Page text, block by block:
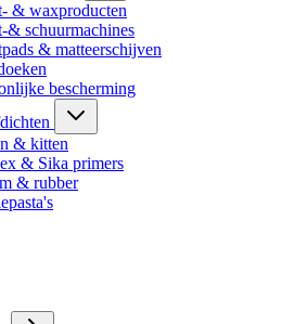
& waxproducten
& schuurmachines
& matteerschijven
bescherming
& kitten
& Sika primers
& rubber